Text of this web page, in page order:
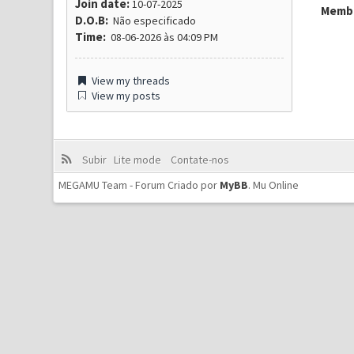
Join date:10-07-2025
D.O.B:Não especificado
Time:08-06-2026 às 04:09 PM
View my threads
View my posts
Subir Lite mode
Contate-nos
MEGAMU Team - Forum Criado por MyBB.Mu Online